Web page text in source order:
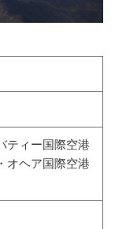
ティー国際空港
オヘア国際空港